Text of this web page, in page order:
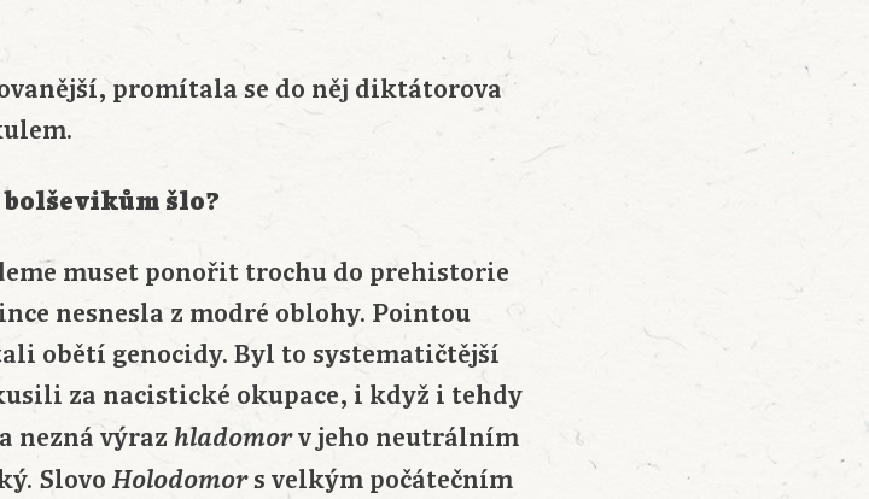
promítala se do něj diktátorova
bolševikům šlo?
muset ponořit trochu do prehistorie
nesnesla z modré oblohy. Pointou
obětí genocidy. Byl to systematičtější
za nacistické okupace, i když i tehdy
nezná výraz hladomorv jeho neutrálním
Slovo Holodomors velkým počátečním